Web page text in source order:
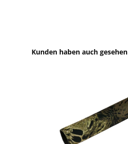
Produktgalerie überspringen
Kunden haben auch gesehen